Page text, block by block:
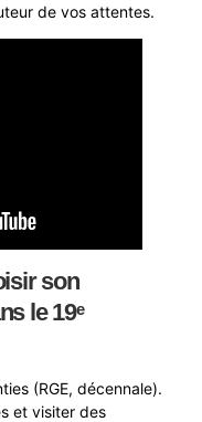
de vos attentes.
son
le 19ᵉ
(RGE, décennale).
et visiter des